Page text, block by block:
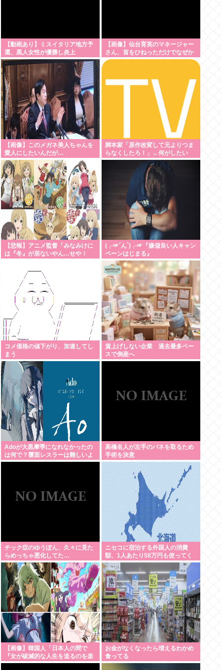
【動画あり】ミスイタリア地方予
選、黒人女性が優勝し炎上
【画像】仙台育英のマネージャー
さん、首をひねっただけでなぜか
ウインクしたことにされてしまう
【画像】このメガネ美人ちゃんを
愛人にしたいんだが…
脚本家「原作改変して元よりつま
らなくしたろ！」←何がしたい
の？
【悲報】アニメ監督「みなみけに
は『冬』が居ないやん…せや！
(╭☞´ん`)╭☞『嫌儲良い人キャン
ペーンはじまる』
コメ価格の値下がり、加速してし
まう
賃上げしない企業 過去最多ペー
スで倒産へ
Adoが大黒摩季になれなかったの
は何で？覆面レスラーは難しいよ
ね
高橋名人が左手のバネを取るため
手術を決意
チック症のゆうぽん、久々に見た
らめっちゃ悪化してた…
ニセコに宿泊する外国人の消費
額、1人あたり58万円も使ってく
れることが判明。日本人の4.6倍
【画像】韓国人「日本人の間で
『女が破滅的な人生を送るのを楽
しむ陰湿な趣味』が流行ってい
お金がなくなったら増えるわかめ
食ってる